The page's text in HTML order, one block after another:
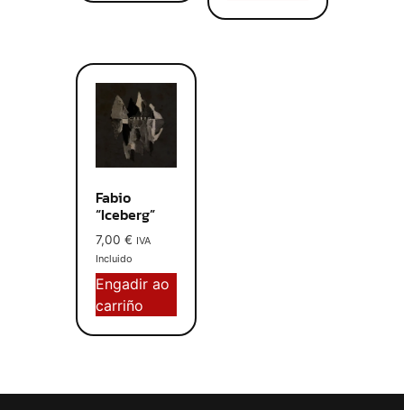
Fabio
“Iceberg”
7,00 € IVA
Incluido
Engadir ao
carriño